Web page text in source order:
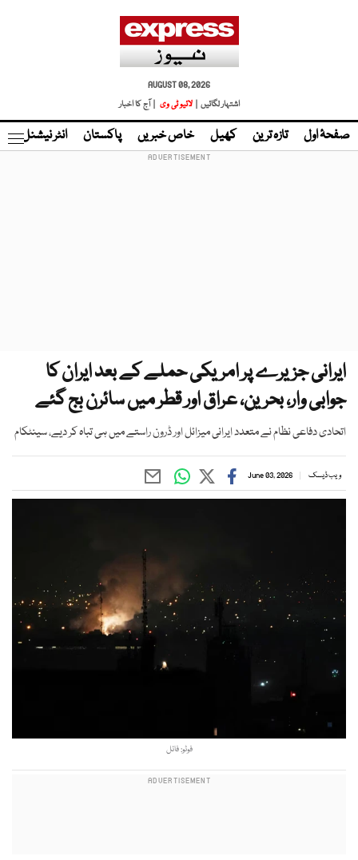
AUGUST 08, 2026
اشتہار لگائیں |
لائیو ٹی وی | آج کا اخبار
صفحۂ اول تازہ ترین کھیل خاص خبریں پاکستان انٹر نیشنل
ایرانی جزیرے پر امریکی حملے کے بعد ایران کا
جوابی وار، بحرین، عراق اور قطر میں سائرن بج گئے
اتحادی دفاعی نظام نے متعدد ایرانی میزائل اور ڈرون راستے میں ہی تباہ کر دیے، سینٹکام
ویب ڈیسک June 03, 2026
فوٹو: فائل